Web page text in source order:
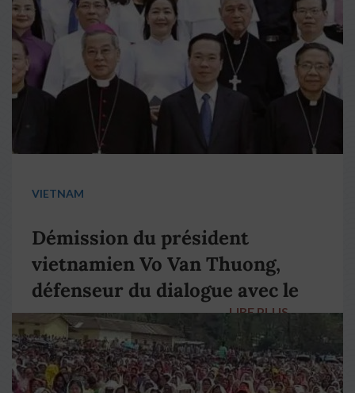
VIETNAM
Démission du président
vietnamien Vo Van Thuong,
défenseur du dialogue avec le
pape François
LIRE PLUS →